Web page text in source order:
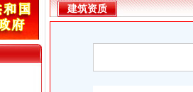
建筑资质